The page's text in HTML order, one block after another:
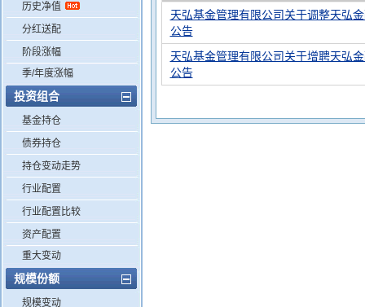
历史净值
分红送配
阶段涨幅
季/年度涨幅
投资组合
基金持仓
债券持仓
持仓变动走势
行业配置
行业配置比较
资产配置
重大变动
规模份额
规模变动
天弘基金管理有限公司关于调整天弘
公告
天弘基金管理有限公司关于增聘天弘
公告